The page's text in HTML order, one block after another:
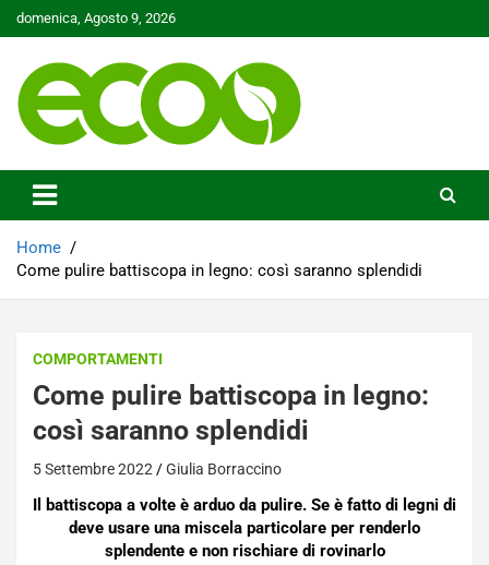
Skip
to
domenica, Agosto 9, 2026
Ecoo.it
Home
Come pulire battiscopa in legno: così saranno splendidi
COMPORTAMENTI
Come pulire battiscopa in legno:
così saranno splendidi
5 Settembre 2022 Giulia Borraccino
Il battiscopa a volte è arduo da pulire. Se è fatto di legni di
deve usare una miscela particolare per renderlo
splendente e non rischiare di rovinarlo